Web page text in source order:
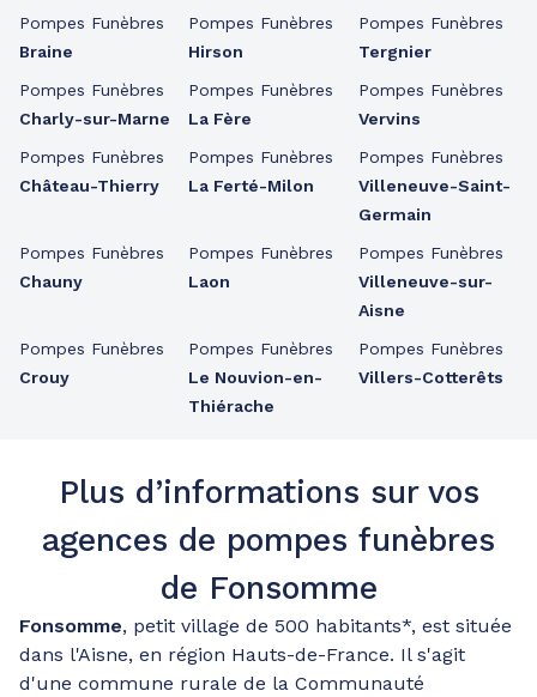
Pompes Funèbres
Braine
Pompes Funèbres
Charly-sur-Marne
Pompes Funèbres
Château-Thierry
Pompes Funèbres
Chauny
Pompes Funèbres
Crouy
Pompes Funèbres
Hirson
Pompes Funèbres
La Fère
Pompes Funèbres
La Ferté-Milon
Pompes Funèbres
Laon
Pompes Funèbres
Le Nouvion-en-
Thiérache
Pompes Funèbres
Tergnier
Pompes Funèbres
Vervins
Pompes Funèbres
Villeneuve-Saint-
Germain
Pompes Funèbres
Villeneuve-sur-
Aisne
Pompes Funèbres
Villers-Cotterêts
Plus d’informations sur vos
agences de pompes funèbres
de Fonsomme
Fonsomme, petit village de 500 habitants*, est située
dans l'Aisne, en région Hauts-de-France. Il s'agit
d'une commune rurale de la Communauté